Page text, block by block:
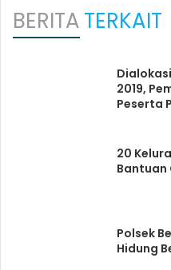
BERITATERKAIT
2019,
Peserta
20
Bantuan
Polsek
Hidung